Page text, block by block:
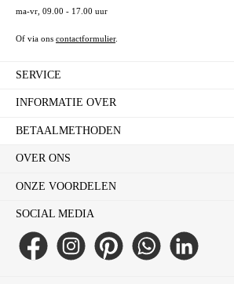
ma-vr, 09.00 - 17.00 uur
Of via ons contactformulier.
SERVICE
INFORMATIE OVER
BETAALMETHODEN
OVER ONS
ONZE VOORDELEN
SOCIAL MEDIA
Facebook Instagram Pinterest WhatsApp LinkedIn